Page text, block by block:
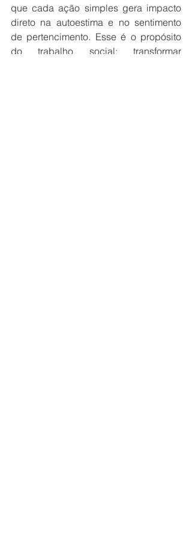
que cada ação simples gera impacto
direto na autoestima e no sentimento
de pertencimento. Esse é o propósito
do trabalho social: transformar